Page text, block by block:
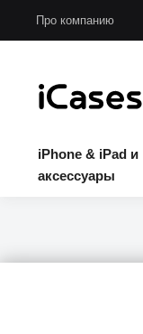
Про компанию
iPhone & iPad и
аксессуары